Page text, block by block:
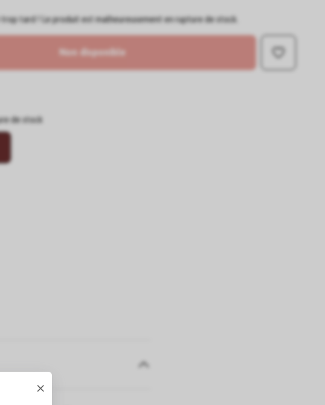
tard ! Le produit est malheureusement en rupture de stock.
Non disponible
de stock
×